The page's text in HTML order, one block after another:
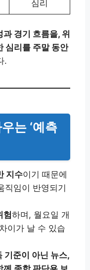
심리
경기 흐름을, 위
심리를 주말 동안
.
는 ‘예측
지수이기 때문에
직임이 반영되기
험하며, 월요일 개
이가 날 수 있습
기준이 아닌 뉴스,